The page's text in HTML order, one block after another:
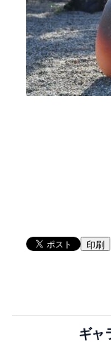
印刷
ギャ